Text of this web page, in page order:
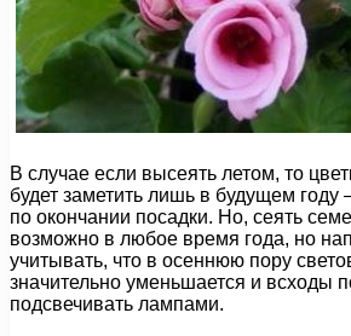
В случае если высеять летом, то
будет заметить лишь в будущем
по окончании посадки. Но, сеять
возможно в любое время года, но
учитывать, что в осеннюю пору
значительно уменьшается и всходы
подсвечивать лампами.